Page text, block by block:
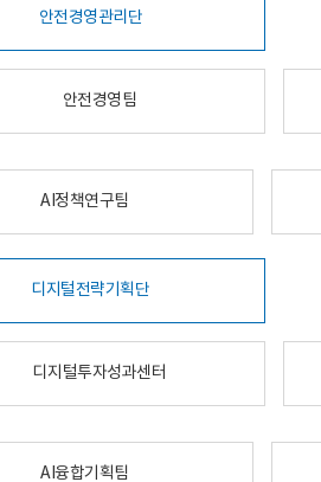
안전경영관리단
안전경영팀
AI정책연구팀
디지털전략기획단
디지털투자성과센터
AI융합기획팀